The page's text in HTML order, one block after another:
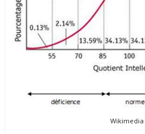
Wikimedia